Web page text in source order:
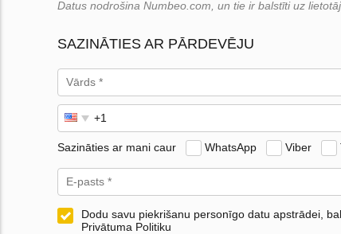
Datus nodrošina Numbeo.com, un tie ir balstīti uz
SAZINĀTIES AR PĀRDEVĒJU
Sazināties ar mani caur WhatsApp Viber
Dodu savu piekrišanu personīgo datu apstrādei,
Privātuma Politiku